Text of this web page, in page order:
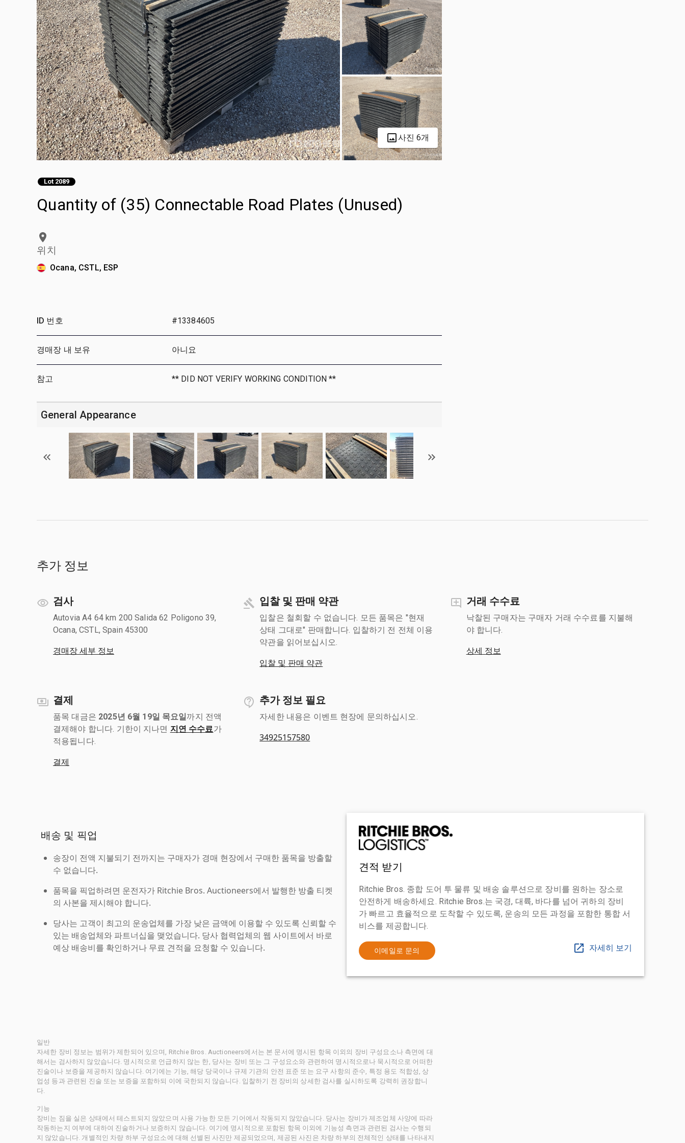
사진 6개
Lot 2089
Quantity of (35) Connectable Road Plates (Unused)
위치
Ocana, CSTL, ESP
ID 번호 #13384605
경매장 내 보유 아니요
참고 ** DID NOT VERIFY WORKING CONDITION **
General Appearance
추가 정보
검사
Autovia A4 64 km 200 Salida 62 Poligono 39,
Ocana, CSTL, Spain 45300
경매장 세부 정보
입찰 및 판매 약관
입찰은 철회할 수 없습니다. 모든 품목은 "현재
상태 그대로" 판매합니다. 입찰하기 전 전체 이용
약관을 읽어보십시오.
입찰 및 판매 약관
거래 수수료
낙찰된 구매자는 구매자 거래 수수료를 지불해
야 합니다.
상세 정보
결제
품목 대금은 2025년 6월 19일 목요일까지 전액
결제해야 합니다. 기한이 지나면 지연 수수료 가
적용됩니다.
결제
추가 정보 필요
자세한 내용은 이벤트 현장에 문의하십시오.
34925157580
배송 및 픽업
송장이 전액 지불되기 전까지는 구매자가 경매 현장에서 구매한 품목을 방출할
수 없습니다.
품목을 픽업하려면 운전자가 Ritchie Bros. Auctioneers에서 발행한 방출 티켓
의 사본을 제시해야 합니다.
당사는 고객이 최고의 운송업체를 가장 낮은 금액에 이용할 수 있도록 신뢰할 수
있는 배송업체와 파트너십을 맺었습니다. 당사 협력업체의 웹 사이트에서 바로
예상 배송비를 확인하거나 무료 견적을 요청할 수 있습니다.
견적 받기
Ritchie Bros. 종합 도어 투 물류 및 배송 솔루션으로 장비를 원하는 장소로
안전하게 배송하세요. Ritchie Bros.는 국경, 대륙, 바다를 넘어 귀하의 장비
가 빠르고 효율적으로 도착할 수 있도록, 운송의 모든 과정을 포함한 통합 서
비스를 제공합니다.
이메일로 문의 자세히 보기
일반
자세한 장비 정보는 범위가 제한되어 있으며, Ritchie Bros. Auctioneers에서는 본 문서에 명시된 항목 이외의 장비 구성요소나 측면에 대
해서는 검사하지 않았습니다. 명시적으로 언급하지 않는 한, 당사는 장비 또는 그 구성요소와 관련하여 명시적으로나 묵시적으로 어떠한
진술이나 보증을 제공하지 않습니다. 여기에는 기능, 해당 당국이나 규제 기관의 안전 표준 또는 요구 사항의 준수, 특정 용도 적합성, 상
업성 등과 관련된 진술 또는 보증을 포함하되 이에 국한되지 않습니다. 입찰하기 전 장비의 상세한 검사를 실시하도록 강력히 권장합니
다.
기능
장비는 짐을 실은 상태에서 테스트되지 않았으며 사용 가능한 모든 기어에서 작동되지 않았습니다. 당사는 장비가 제조업체 사양에 따라
작동하는지 여부에 대하여 진술하거나 보증하지 않습니다. 여기에 명시적으로 포함된 항목 이외에 기능성 측면과 관련된 검사는 수행되
지 않았습니다. 개별적인 차량 하부 구성요소에 대해 선별된 사진만 제공되었으며, 제공된 사진은 차량 하부의 전체적인 상태를 나타내지